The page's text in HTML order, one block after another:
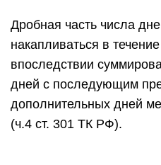
Дробная часть числа
накапливаться в
впоследствии
дней с последующим
дополнительных дней
(ч.4 ст. 301 ТК РФ).